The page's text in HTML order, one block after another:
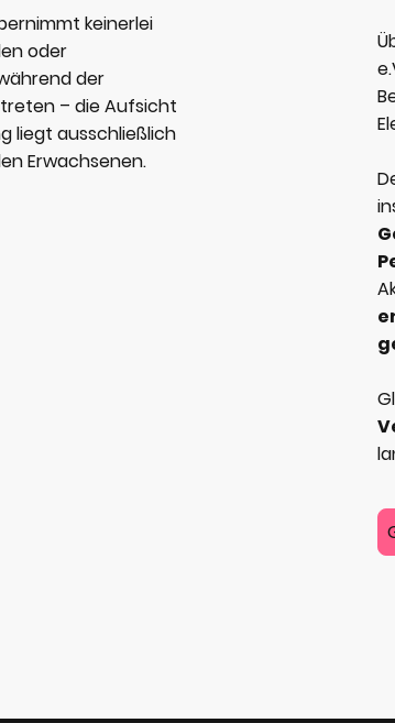
keinerlei
oder
der
– die Aufsicht
liegt ausschließlich
Erwachsenen.